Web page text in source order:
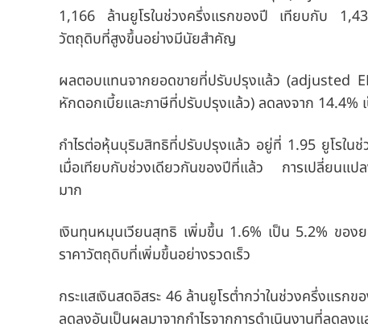
1,166 ล้านยูโรในช่วงครึ่งแรกของปี เทียบกับ
วัตถุดิบที่สูงขึ้นอย่างมีนัยสำคัญ
ผลตอบแทนจากยอดขายที่ปรับปรุงแล้ว (adjusted
หักดอกเบี้ยและภาษีที่ปรับปรุงแล้ว) ลดลงจาก 14.4%
กำไรต่อหุ้นบุริมสิทธิที่ปรับปรุงแล้ว อยู่ที่ 1.95 ยูโรใน
เมื่อเทียบกับช่วงเดียวกันของปีที่แล้ว การเปลี่ยนแป
มาก
เงินทุนหมุนเวียนสุทธิ เพิ่มขึ้น 1.6% เป็น 5.2% ของ
ราคาวัตถุดิบที่เพิ่มขึ้นอย่างรวดเร็ว
กระแสเงินสดอิสระ 46 ล้านยูโรต่ำกว่าในช่วงครึ่งแรก
ลดลงอันเป็นผลมาจากกำไรจากการดำเนินงานที่ลดลง